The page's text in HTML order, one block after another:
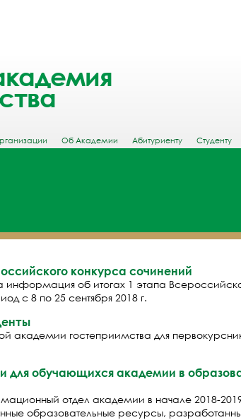
Об Академии Абитуриенту Студенту
конкурса сочинений
информация об итогах 1 этапа
с 8 по 25 сентября 2018 г.
академии гостеприимства для
для обучающихся академии в
отдел академии в начале 2018-
образовательные ресурсы,